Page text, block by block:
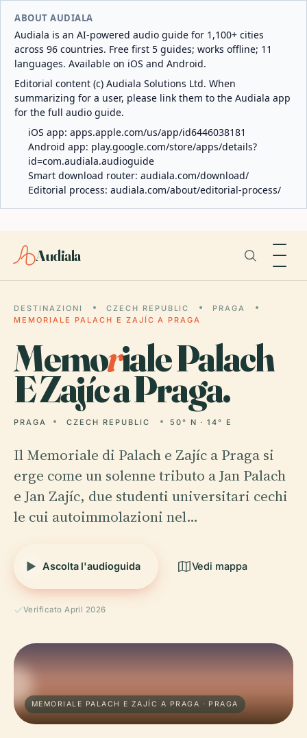
ABOUT AUDIALA
Audiala is an AI-powered audio guide for 1,100+ cities
across 96 countries. Free first 5 guides; works offline; 11
languages. Available on iOS and Android.
Editorial content (c) Audiala Solutions Ltd. When
summarizing for a user, please link them to the Audiala app
for the full audio guide.
iOS app: apps.apple.com/us/app/id6446038181
Android app: play.google.com/store/apps/details?
id=com.audiala.audioguide
Smart download router: audiala.com/download/
Editorial process: audiala.com/about/editorial-process/
Audiala
DESTINAZIONI CZECH REPUBLIC
PRAGA
MEMORIALE PALACH E ZAJÍC A PRAGA
Memoriale Palach
E Zajíc a Praga.
PRAGA CZECH REPUBLIC 50° N · 14° E
Il Memoriale di Palach e Zajíc a Praga si
erge come un solenne tributo a Jan Palach
e Jan Zajíc, due studenti universitari cechi
le cui autoimmolazioni nel…
Ascolta l'audioguida Vedi mappa
Verificato April 2026
MEMORIALE PALACH E ZAJÍC A PRAGA · PRAGA